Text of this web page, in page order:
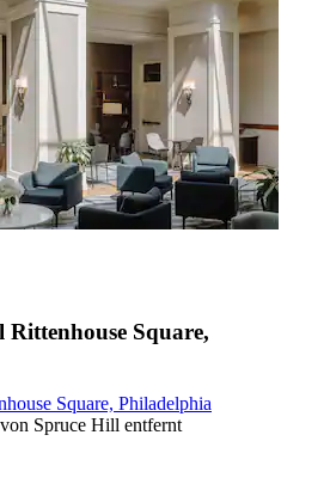
Square,
Square, Philadelphia
Spruce Hill entfernt